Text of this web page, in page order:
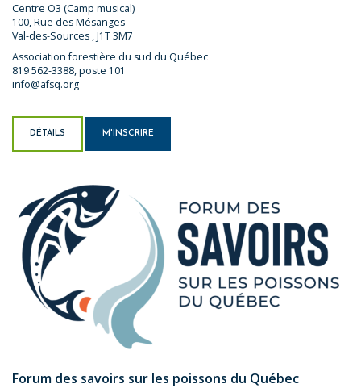
Centre O3 (Camp musical)
100, Rue des Mésanges
Val-des-Sources , J1T 3M7
Association forestière du sud du Québec
819 562-3388, poste 101
info@afsq.org
DÉTAILS M'INSCRIRE
Forum des savoirs sur les poissons du Québec